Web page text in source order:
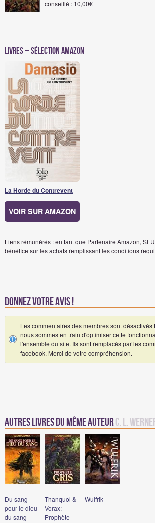
conseillé : 10,00€
Livres – Sélection Amazon
La Horde du Contrevent
VOIR SUR AMAZON
Liens rémunérés : en tant que Partenaire Amazon,
bénéfice sur les achats remplissant les conditions
Donnez votre avis !
Les commentaires des membres sont
nous sommes en train d'optimiser cette
l'ensemble du site. Ils sont remplacés par les
facebook. Merci de votre compréhension.
Autres Livres du même auteurC. L.
Du sang
pour le dieu
du sang
Thanquol &
Vorax:
Prophète
Wulfrik